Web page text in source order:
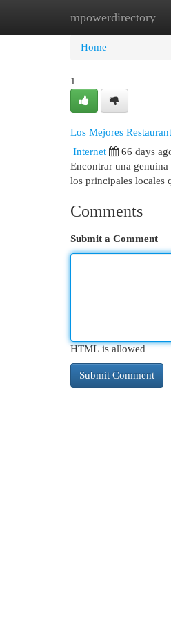
mpowerdirectory
Home New
Home
1
Los Mejores
Internet
66 days
Encontrar una
los principales locales
Comments
Submit a Comment
HTML is allowed